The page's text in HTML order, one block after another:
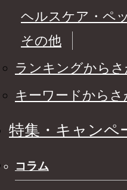
ヘルスケア・ペ
その他
ランキングからさ
キーワードからさ
特集・キャンペ
コラム